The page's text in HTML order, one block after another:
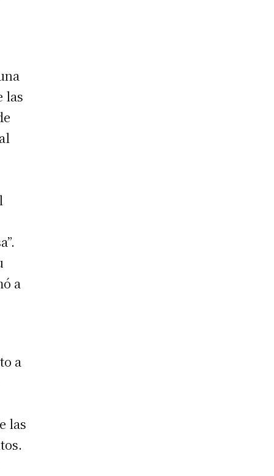
las
a
a
las